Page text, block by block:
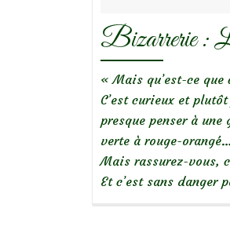
Bizarrerie :
« Mais qu’est-ce
C’est curieux et
presque penser à
verte à rouge-orangé…
Mais rassurez-vous,
Et c’est sans danger